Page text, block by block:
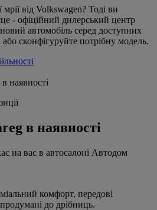
від Volkswagen? Тоді ви
- офіційний дилерський центр
автомобіль серед доступних
сконфігуруйте потрібну модель.
наявності
в наявності
на вас в автосалоні Автодом
комфорт, передові
продумані до дрібниць.